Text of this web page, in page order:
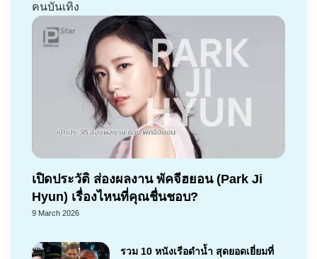
คนบันเทิง
เปิดประวัติ ส่องผลงาน พัคจีฮยอน (Park Ji
Hyun) เรื่องไหนที่คุณชื่นชอบ?
9 March 2026
รวม 10 หนังเรือดำน้ำ สุดยอดเยี่ยมที่